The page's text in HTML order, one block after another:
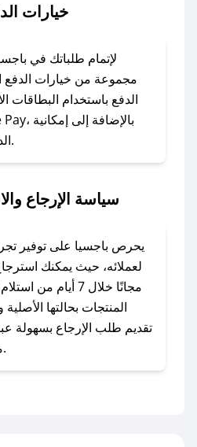
الرسائل الخاصة على
وسنقوم بحل
في حال عدم توفر كوبونات
للحصول على كوبونات
خيارات
لإتمام طلباتك في
مجموعة من خيارات الدفع
الدفع باستخدام البطاقات
الدفع بالتقسيط الشهري.
سياسة الإرجاع
يحرص باجسيا على توفير
لعملائه، حيث يمكنك
مجانًا خلال 7 أيام
المنتجات بحالتها
تقديم طلب الإرجاع بسهولة
من خلال خدمة العملاء.